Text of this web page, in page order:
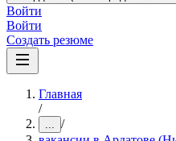
Войти
Войти
Создать резюме
Главная
/
... /